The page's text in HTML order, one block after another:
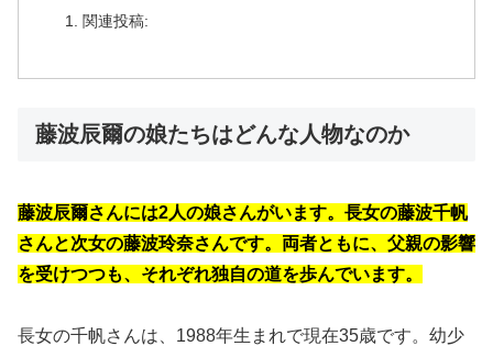
関連投稿:
藤波辰爾の娘たちはどんな人物なのか
藤波辰爾さんには2人の娘さんがいます。長女の藤波千帆
さんと次女の藤波玲奈さんです。両者ともに、父親の影響
を受けつつも、それぞれ独自の道を歩んでいます。
長女の千帆さんは、1988年生まれで現在35歳です。幼少